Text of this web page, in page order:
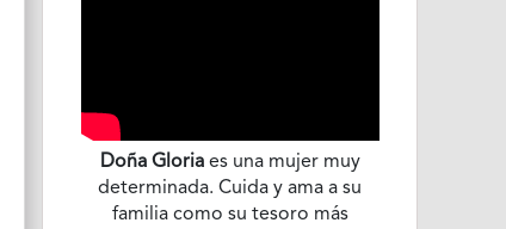
Doña Gloriaes una mujer muy
determinada. Cuida y ama a su
familia como su tesoro más